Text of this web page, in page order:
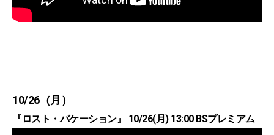
10/26（月）
『ロスト・バケーション』 10/26(月) 13:00 BSプレミアム